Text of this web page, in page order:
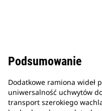
Podsumowanie
Dodatkowe ramiona wideł
uniwersalność uchwytów
transport szerokiego